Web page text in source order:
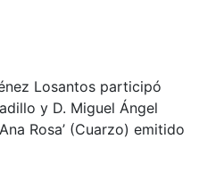
Losantos participó
y D. Miguel Ángel
Rosa’ (Cuarzo) emitido